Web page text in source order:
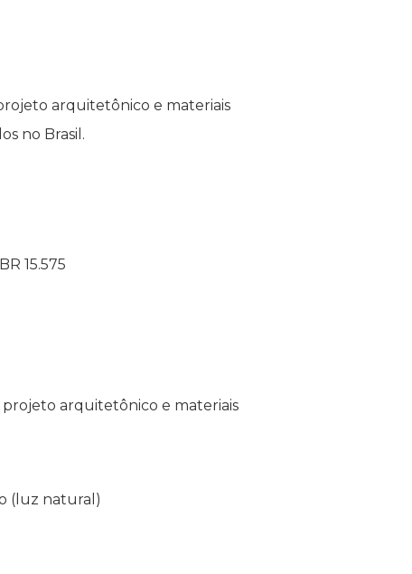
arquitetônico e materiais
no Brasil.
15.575
arquitetônico e materiais
(luz natural)